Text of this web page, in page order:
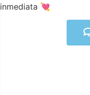
inmediata 💘